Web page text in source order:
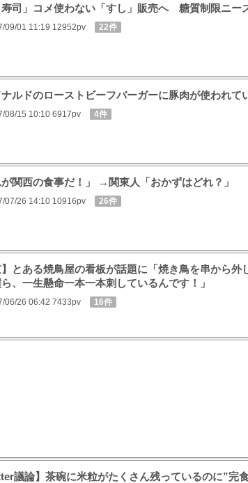
寿司」コメ使わない「すし」販売へ 糖質制限ニー
09/01 11:19 12952pv 22件
ルドのローストビーフバーガーに豚肉が使われて
08/15 10:10 6917pv 4件
が関西の食事だ！」 →関東人「おかずはどれ？」
07/26 14:10 10916pv 26件
】とある焼鳥屋の看板が話題に「焼き鳥を串から外
、一生懸命一本一本刺しているんです！」
06/26 06:42 7433pv 16件
議論】茶碗に米粒がたくさん残っているのに”完